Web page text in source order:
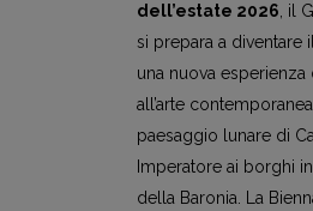
dell’estate 2026, il
si prepara a diventare
una nuova esperienza
all’arte
paesaggio lunare di
Imperatore ai borghi
della Baronia. La